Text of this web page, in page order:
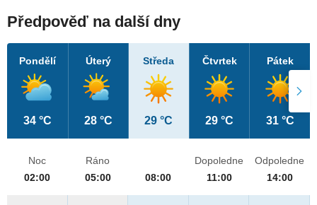
Předpověď na další dny
Pondělí
34 °C
Úterý
28 °C
Středa
29 °C
Čtvrtek
29 °C
Pátek
31 °C
Noc
02:00
Ráno
05:00
08:00
Dopoledne
11:00
Odpoledne
14:00